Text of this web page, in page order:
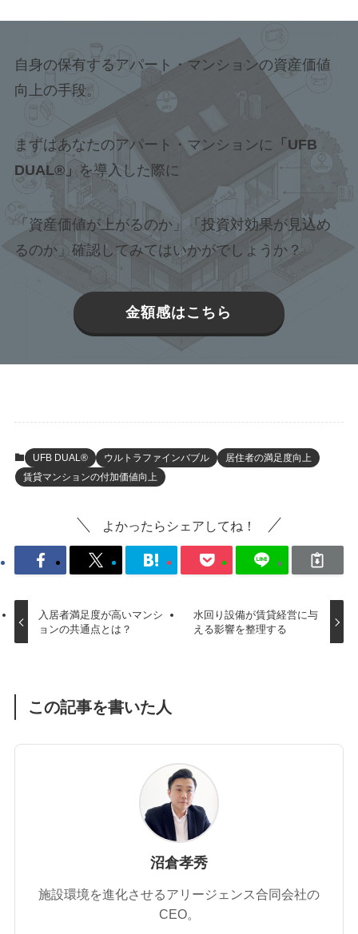
自身の保有するアパート・マンションの資産価値
向上の手段。
まずはあなたのアパート・マンションに
「UFB
DUAL®」 を導入した際に
「資産価値が上がるのか」「投資対効果が見込め
るのか」確認してみてはいかがでしょうか？
金額感はこちら
UFB DUAL® ウルトラファインバブル
居住者の満足度向上
賃貸マンションの付加価値向上
よかったらシェアしてね！
入居者満足度が高いマンシ
ョンの共通点とは？
水回り設備が賃貸経営に与
える影響を整理する
この記事を書いた人
沼倉孝秀
施設環境を進化させるアリージェンス合同会社の
CEO。